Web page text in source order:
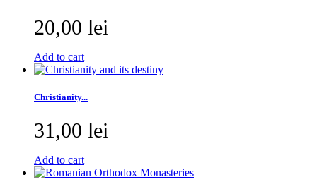
20,00 lei
Add to cart
Christianity...
31,00 lei
Add to cart